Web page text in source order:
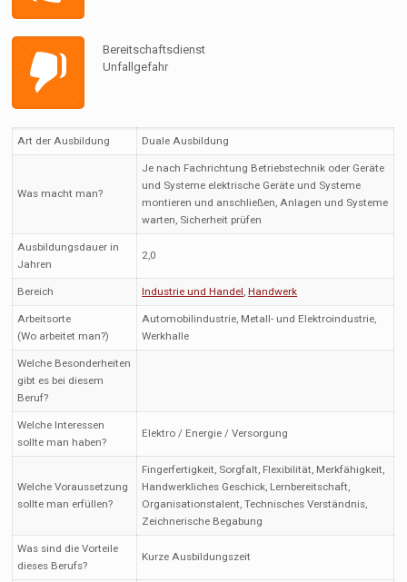
Bereitschaftsdienst
Unfallgefahr
Art der Ausbildung Duale Ausbildung
Was macht man?
Je nach Fachrichtung Betriebstechnik oder Geräte
und Systeme elektrische Geräte und Systeme
montieren und anschließen, Anlagen und Systeme
warten, Sicherheit prüfen
Ausbildungsdauer in
Jahren
2,0
Bereich Industrie und Handel,Handwerk
Arbeitsorte
(Wo arbeitet man?)
Automobilindustrie, Metall- und Elektroindustrie,
Werkhalle
Welche Besonderheiten
gibt es bei diesem
Beruf?
Welche Interessen
sollte man haben?
Elektro / Energie / Versorgung
Welche Voraussetzung
sollte man erfüllen?
Fingerfertigkeit, Sorgfalt, Flexibilität, Merkfähigkeit,
Handwerkliches Geschick, Lernbereitschaft,
Organisationstalent, Technisches Verständnis,
Zeichnerische Begabung
Was sind die Vorteile
dieses Berufs?
Kurze Ausbildungszeit